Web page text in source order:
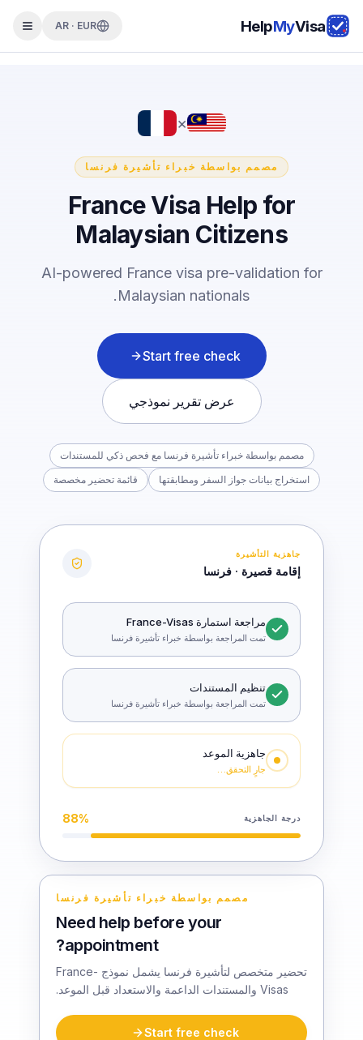
HelpMyVisa
AR · EUR
×
مصمم بواسطة خبراء تأشيرة فرنسا
France Visa Help for
Malaysian Citizens
AI-powered France visa pre-validation for
Malaysian nationals.
Start free check
عرض تقرير نموذجي
مصمم بواسطة خبراء تأشيرة فرنسا مع فحص ذكي للمستندات
استخراج بيانات جواز السفر ومطابقتها
قائمة تحضير مخصصة
جاهزية التأشيرة
إقامة قصيرة · فرنسا
مراجعة استمارة France-Visas
تمت المراجعة بواسطة خبراء تأشيرة فرنسا
تنظيم المستندات
تمت المراجعة بواسطة خبراء تأشيرة فرنسا
جاهزية الموعد
جارٍ التحقق…
درجة الجاهزية 88%
مصمم بواسطة خبراء تأشيرة فرنسا
Need help before your
appointment?
تحضير متخصص لتأشيرة فرنسا يشمل نموذج France-
Visas والمستندات الداعمة والاستعداد قبل الموعد.
Start free check